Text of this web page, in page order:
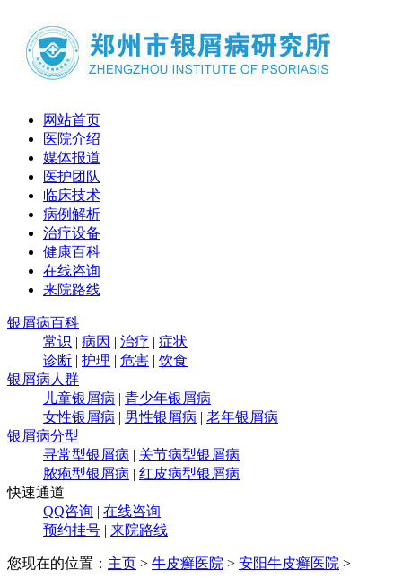
网站首页
医院介绍
媒体报道
医护团队
临床技术
病例解析
治疗设备
健康百科
在线咨询
来院路线
银屑病百科
常识 | 病因 | 治疗 | 症状
诊断 | 护理 | 危害 | 饮食
银屑病人群
儿童银屑病 | 青少年银屑病
女性银屑病 | 男性银屑病 | 老年银屑病
银屑病分型
寻常型银屑病 | 关节病型银屑病
脓疱型银屑病 | 红皮病型银屑病
快速通道
QQ咨询 | 在线咨询
预约挂号 | 来院路线
您现在的位置： 主页 > 牛皮癣医院 > 安阳牛皮癣医院 >